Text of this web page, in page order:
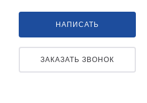
НАПИСАТЬ
ЗАКАЗАТЬ ЗВОНОК